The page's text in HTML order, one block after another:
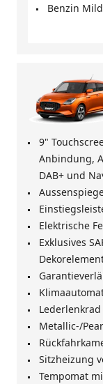
Benzin
9"
Anbindung,
DAB+ und
Elektrische
Exklusives
Lederlenkrad
Metallic-/
Sitzheizung
Tempomat